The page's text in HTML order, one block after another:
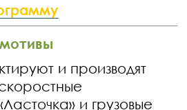
и производят
и грузовые